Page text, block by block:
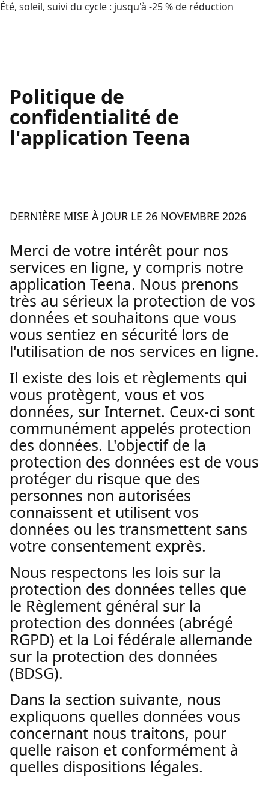
Été, soleil, suivi du cycle : jusqu'à -25 % de réduction
Politique de
confidentialité de
l'application Teena
DERNIÈRE MISE À JOUR LE 26 NOVEMBRE 2026
Merci de votre intérêt pour nos
services en ligne, y compris notre
application Teena. Nous prenons
très au sérieux la protection de vos
données et souhaitons que vous
vous sentiez en sécurité lors de
l'utilisation de nos services en ligne.
Il existe des lois et règlements qui
vous protègent, vous et vos
données, sur Internet. Ceux-ci sont
communément appelés protection
des données. L'objectif de la
protection des données est de vous
protéger du risque que des
personnes non autorisées
connaissent et utilisent vos
données ou les transmettent sans
votre consentement exprès.
Nous respectons les lois sur la
protection des données telles que
le Règlement général sur la
protection des données (abrégé
RGPD) et la Loi fédérale allemande
sur la protection des données
(BDSG).
Dans la section suivante, nous
expliquons quelles données vous
concernant nous traitons, pour
quelle raison et conformément à
quelles dispositions légales.